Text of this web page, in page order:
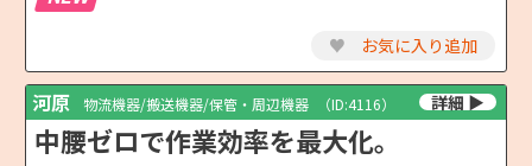
♥ お気に入り追加
河原 物流機器/搬送機器/保管・周辺機器 （ID:4116）
中腰ゼロで作業効率を最大化。